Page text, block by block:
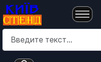
Поиск